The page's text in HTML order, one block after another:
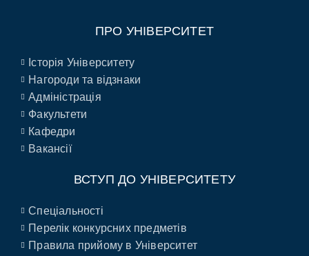
ПРО УНІВЕРСИТЕТ
Історія Університету
Нагороди та відзнаки
Адміністрація
Факультети
Кафедри
Вакансії
ВСТУП ДО УНІВЕРСИТЕТУ
Спеціальності
Перелік конкурсних предметів
Правила прийому в Університет